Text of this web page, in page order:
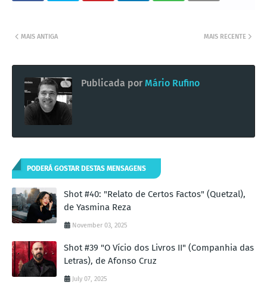
MAIS RECENTE
MAIS ANTIGA
Publicada por Mário Rufino
PODERÁ GOSTAR DESTAS MENSAGENS
Shot #40: "Relato de Certos Factos" (Quetzal),
de Yasmina Reza
November 03, 2025
Shot #39 "O Vício dos Livros II" (Companhia das
Letras), de Afonso Cruz
July 07, 2025